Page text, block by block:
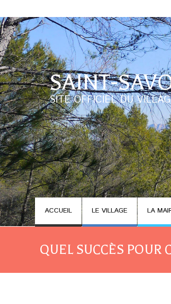
SAINT-
SITE OFFICIEL DU
ACCUEIL LE VILLAGE LA
QUEL SUCCÈS POUR